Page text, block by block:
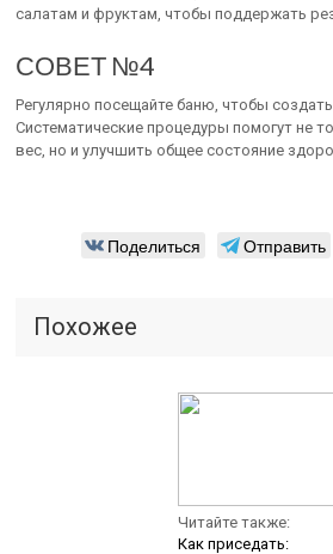
салатам и фруктам, чтобы поддержать
СОВЕТ №4
Регулярно посещайте баню, чтобы
Систематические процедуры помогут не
вес, но и улучшить общее состояние
Поделиться Отправить
Похожее
Читайте также:
Как приседать: